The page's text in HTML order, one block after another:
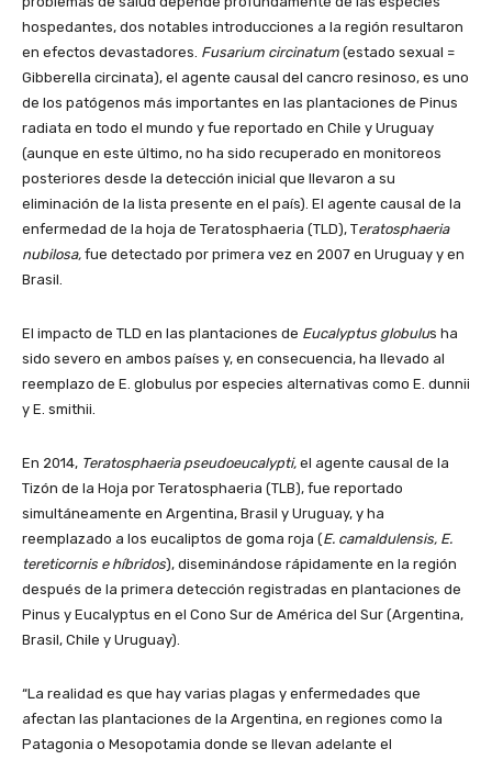
hospedantes, dos notables introducciones a la región resultaron
en efectos devastadores. Fusarium circinatum (estado sexual =
Gibberella circinata), el agente causal del cancro resinoso, es uno
de los patógenos más importantes en las plantaciones de Pinus
radiata en todo el mundo y fue reportado en Chile y Uruguay
(aunque en este último, no ha sido recuperado en monitoreos
posteriores desde la detección inicial que llevaron a su
eliminación de la lista presente en el país). El agente causal de la
enfermedad de la hoja de Teratosphaeria (TLD), Teratosphaeria
nubilosa, fue detectado por primera vez en 2007 en Uruguay y en
Brasil.
El impacto de TLD en las plantaciones de Eucalyptus globulus ha
sido severo en ambos países y, en consecuencia, ha llevado al
reemplazo de E. globulus por especies alternativas como E. dunnii
y E. smithii.
En 2014, Teratosphaeria pseudoeucalypti, el agente causal de la
Tizón de la Hoja por Teratosphaeria (TLB), fue reportado
simultáneamente en Argentina, Brasil y Uruguay, y ha
reemplazado a los eucaliptos de goma roja (E. camaldulensis, E.
tereticornis e híbridos), diseminándose rápidamente en la región
después de la primera detección registradas en plantaciones de
Pinus y Eucalyptus en el Cono Sur de América del Sur (Argentina,
Brasil, Chile y Uruguay).
“La realidad es que hay varias plagas y enfermedades que
afectan las plantaciones de la Argentina, en regiones como la
Patagonia o Mesopotamia donde se llevan adelante el